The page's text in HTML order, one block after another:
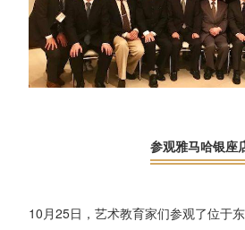
参观雅马哈银座
10月25日，艺术教育家们参观了位于